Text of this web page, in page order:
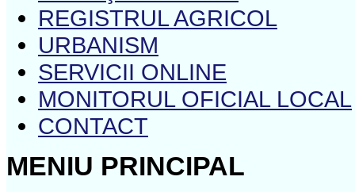
REGISTRUL AGRICOL
URBANISM
SERVICII ONLINE
MONITORUL OFICIAL LOCAL
CONTACT
MENIU PRINCIPAL